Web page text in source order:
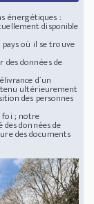
énergétiques :
disponible
où il se trouve
données de
d´un
ultérieurement
des personnes
foi ; notre
données de
des documents